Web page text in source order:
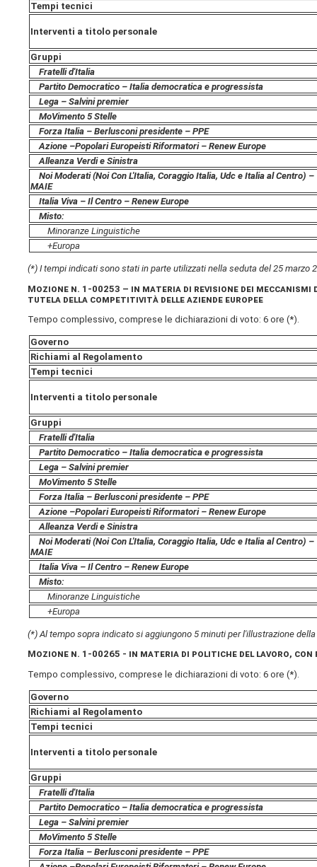
Tempi tecnici
Interventi a titolo personale
Gruppi
Fratelli d'Italia
Partito Democratico – Italia democratica e progressista
Lega – Salvini premier
MoVimento 5 Stelle
Forza Italia – Berlusconi presidente – PPE
Azione –Popolari Europeisti Riformatori – Renew Europe
Alleanza Verdi e Sinistra
Noi Moderati (Noi Con L'Italia, Coraggio Italia, Udc e Italia al Centro) –
MAIE
Italia Viva – Il Centro – Renew Europe
Misto:
Minoranze Linguistiche
+Europa
(*) I tempi indicati sono stati in parte utilizzati nella seduta del 25 marzo
Mozione n. 1-00253 – in materia di revisione dei
tutela della competitività delle aziende europee
Tempo complessivo, comprese le dichiarazioni di voto: 6 ore (*).
Governo
Richiami al Regolamento
Tempi tecnici
Interventi a titolo personale
Gruppi
Fratelli d'Italia
Partito Democratico – Italia democratica e progressista
Lega – Salvini premier
MoVimento 5 Stelle
Forza Italia – Berlusconi presidente – PPE
Azione –Popolari Europeisti Riformatori – Renew Europe
Alleanza Verdi e Sinistra
Noi Moderati (Noi Con L'Italia, Coraggio Italia, Udc e Italia al Centro) –
MAIE
Italia Viva – Il Centro – Renew Europe
Misto:
Minoranze Linguistiche
+Europa
(*) Al tempo sopra indicato si aggiungono 5 minuti per l'illustrazione
Mozione n. 1-00265 - in materia di politiche del lavoro,
Tempo complessivo, comprese le dichiarazioni di voto: 6 ore (*).
Governo
Richiami al Regolamento
Tempi tecnici
Interventi a titolo personale
Gruppi
Fratelli d'Italia
Partito Democratico – Italia democratica e progressista
Lega – Salvini premier
MoVimento 5 Stelle
Forza Italia – Berlusconi presidente – PPE